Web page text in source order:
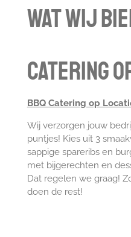
Wat wij
Catering
BBQ Catering op
Wij verzorgen jouw
puntjes! Kies uit 3
sappige spareribs en
met bijgerechten en
Dat regelen we graag!
doen de rest!